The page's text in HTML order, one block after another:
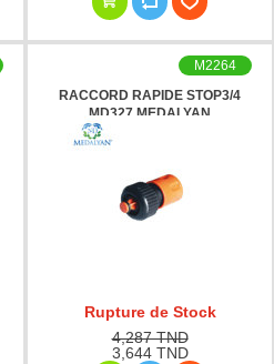
RACCORD RAPIDE STOP3/4
MD327 MEDALYAN
M2264
Rupture de Stock
4,287 TND
3,644 TND